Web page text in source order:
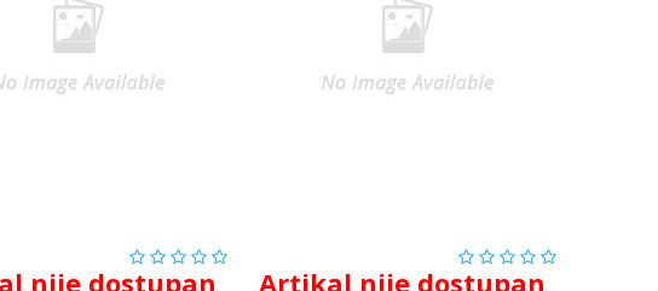
nije dostupan Artikal nije dostupan